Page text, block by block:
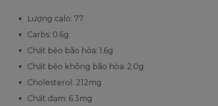
Lượng calo: 77
Carbs: 0.6g
Chất béo bão hòa: 1.6g
Chất béo không bão hòa: 2.0g
Cholesterol: 212mg
Chất đạm: 6.3mg